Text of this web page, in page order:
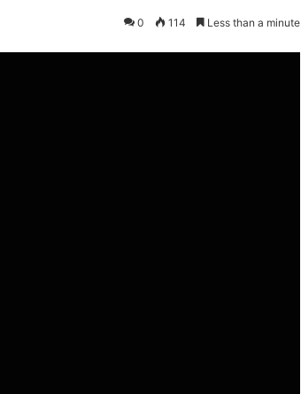
0 114 Less than a minute